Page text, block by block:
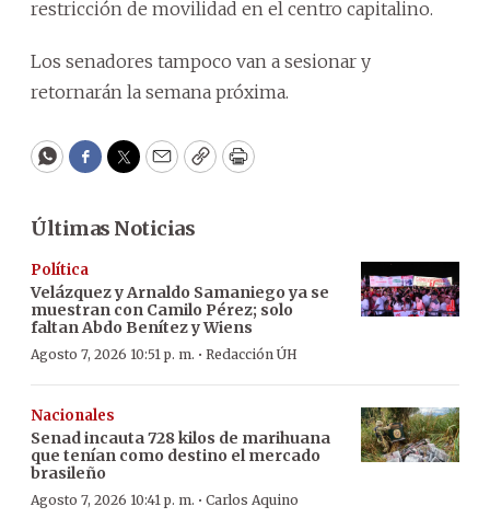
restricción de movilidad en el centro capitalino.
Los senadores tampoco van a sesionar y
retornarán la semana próxima.
WhatsApp
Facebook
Twitter
EmailCopyPrint
Últimas Noticias
Política
Velázquez y Arnaldo Samaniego ya se
muestran con Camilo Pérez; solo
faltan Abdo Benítez y Wiens
Agosto 7, 2026 10:51 p. m. · Redacción ÚH
Nacionales
Senad incauta 728 kilos de marihuana
que tenían como destino el mercado
brasileño
Agosto 7, 2026 10:41 p. m. · Carlos Aquino